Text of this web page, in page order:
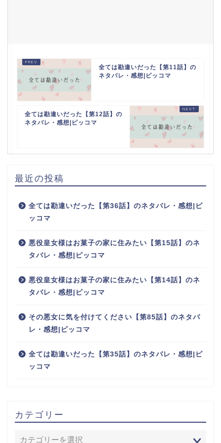
全ては勘違いだった【第11話】の
ネタバレ・感想|ピッコマ
全ては勘違いだった【第12話】の
ネタバレ・感想|ピッコマ
最近の投稿
全ては勘違いだった【第36話】のネタバレ・感想|ピ
ッコマ
悪役皇女様はお菓子の家に住みたい【第15話】のネ
タバレ・感想|ピッコマ
悪役皇女様はお菓子の家に住みたい【第14話】のネ
タバレ・感想|ピッコマ
その悪女に気を付けてください【第85話】のネタバ
レ・感想|ピッコマ
全ては勘違いだった【第35話】のネタバレ・感想|ピ
ッコマ
カテゴリー